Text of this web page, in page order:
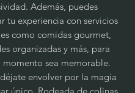
Además, puedes
tu experiencia con servicios
como comidas gourmet,
organizadas y más, para
momento sea memorable.
envolver por la magia